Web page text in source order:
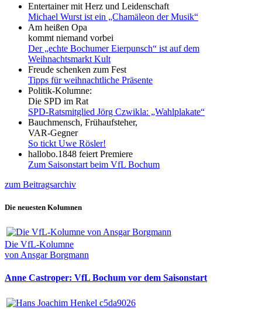
Entertainer mit Herz und Leidenschaft
Michael Wurst ist ein „Chamäleon der Musik“
Am heißen Opa
kommt niemand vorbei
Der „echte Bochumer Eierpunsch“ ist auf dem
Weihnachtsmarkt Kult
Freude schenken zum Fest
Tipps für weihnachtliche Präsente
Politik-Kolumne:
Die SPD im Rat
SPD-Ratsmitglied Jörg Czwikla: „Wahlplakate“
Bauchmensch, Frühaufsteher,
VAR-Gegner
So tickt Uwe Rösler!
hallobo.1848 feiert Premiere
Zum Saisonstart beim VfL Bochum
zum Beitragsarchiv
Die neuesten Kolumnen
Die VfL-Kolumne
von Ansgar Borgmann
Anne Castroper: VfL Bochum vor dem Saisonstart